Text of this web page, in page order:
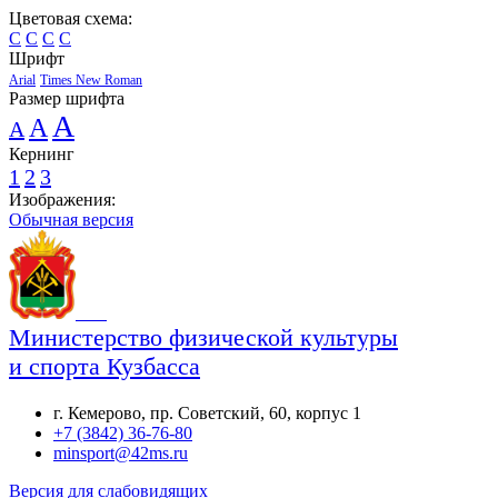
Цветовая схема:
C C C C
Шрифт
Arial Times New Roman
Размер шрифта
A A A
Кернинг
1 2 3
Изображения:
Обычная версия
Министерство физической культуры
и спорта Кузбасса
г. Кемерово, пр. Советский, 60, корпус 1
+7 (3842) 36-76-80
minsport@42ms.ru
Версия для слабовидящих